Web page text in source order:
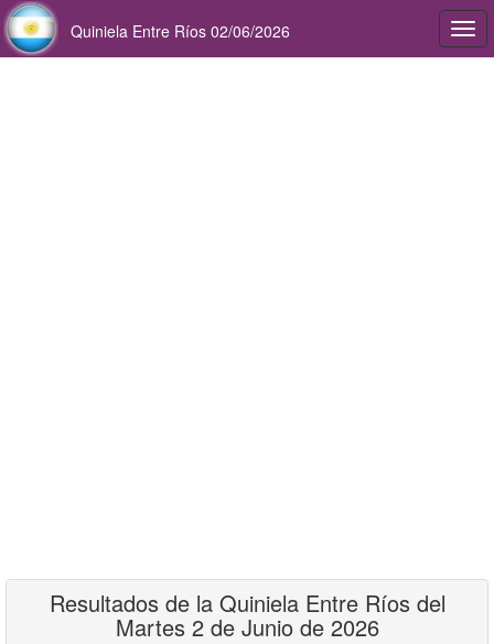
Quiniela Entre Ríos 02/06/2026
Resultados de la Quiniela Entre Ríos del
Martes 2 de Junio de 2026